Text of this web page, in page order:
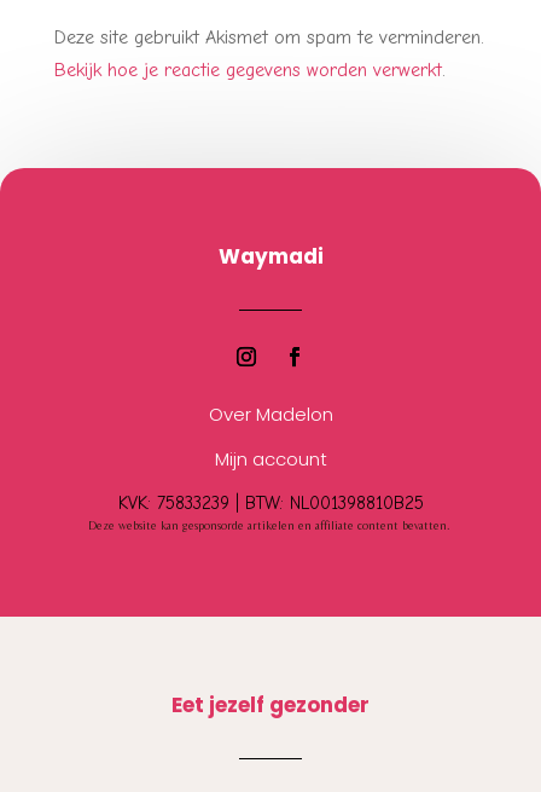
Deze site gebruikt Akismet om spam te verminderen.
Bekijk hoe je reactie gegevens worden verwerkt.
Waymadi
Over Madelon
Mijn account
KVK: 75833239 | BTW: NL001398810B25
Deze website kan gesponsorde artikelen en affiliate content bevatten.
Eet jezelf gezonder